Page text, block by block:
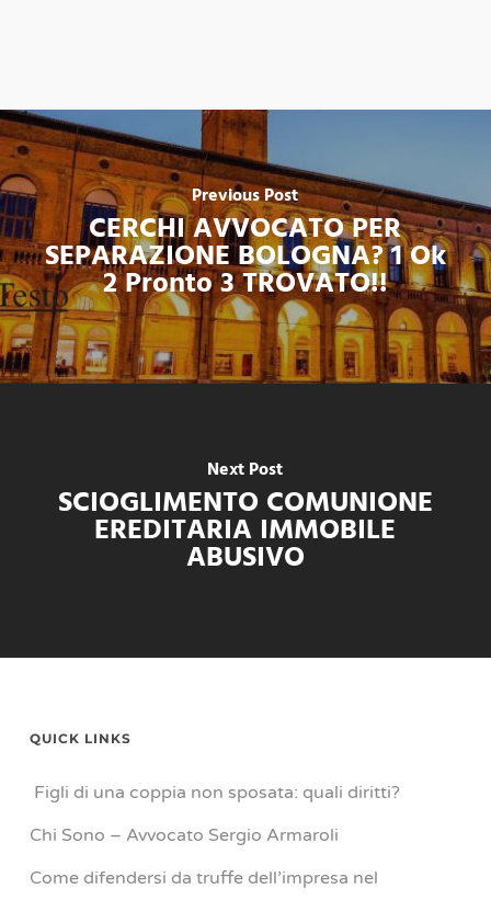
Previous Post
CERCHI AVVOCATO PER
SEPARAZIONE BOLOGNA? 1 Ok
2 Pronto 3 TROVATO!!
Next Post
SCIOGLIMENTO COMUNIONE
EREDITARIA IMMOBILE
ABUSIVO
QUICK LINKS
Figli di una coppia non sposata: quali diritti?
Chi Sono – Avvocato Sergio Armaroli
Come difendersi da truffe dell’impresa nel